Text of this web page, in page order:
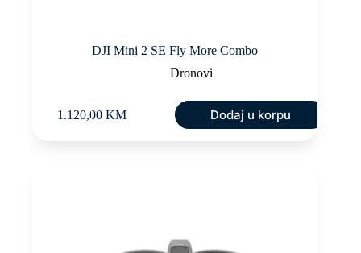
DJI Mini 2 SE Fly More Combo
Dronovi
1.120,00 KM Dodaj u korpu